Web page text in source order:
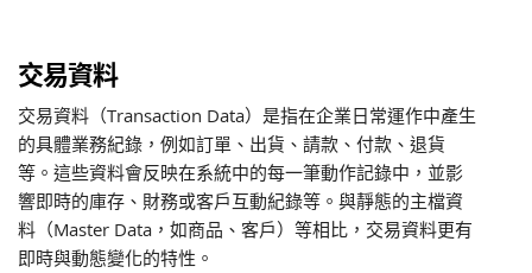
交易資料
交易資料（Transaction Data）是指在企業日常運作中產生
的具體業務紀錄，例如訂單、出貨、請款、付款、退貨
等。這些資料會反映在系統中的每一筆動作記錄中，並影
響即時的庫存、財務或客戶互動紀錄等。與靜態的主檔資
料（Master Data，如商品、客戶）等相比，交易資料更有
即時與動態變化的特性。